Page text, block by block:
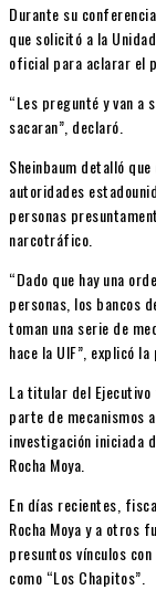
Durante su
que solicitó a la
oficial para aclarar el
“Les pregunté y van a
sacaran”, declaró.
Sheinbaum detalló
autoridades
personas
narcotráfico.
“Dado que hay una
personas, los bancos
toman una serie de
hace la UIF”, explicó la
La titular del
parte de mecanismos
investigación iniciada
Rocha Moya.
En días recientes,
Rocha Moyay a otros
presuntos vínculos con
como “Los Chapitos”.